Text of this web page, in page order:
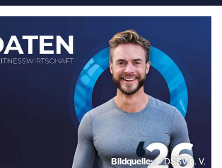
Bildquelle:© DSSV e. V.